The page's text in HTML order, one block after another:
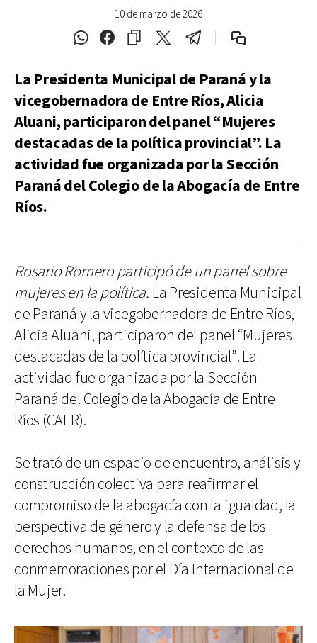
10 de marzo de 2026
La Presidenta Municipal de Paraná y la
vicegobernadora de Entre Ríos, Alicia
Aluani, participaron del panel “Mujeres
destacadas de la política provincial”. La
actividad fue organizada por la Sección
Paraná del Colegio de la Abogacía de Entre
Ríos.
Rosario Romero participó de un panel sobre
mujeres en la política. La Presidenta Municipal
de Paraná y la vicegobernadora de Entre Ríos,
Alicia Aluani, participaron del panel “Mujeres
destacadas de la política provincial”. La
actividad fue organizada por la Sección
Paraná del Colegio de la Abogacía de Entre
Ríos (CAER).
Se trató de un espacio de encuentro, análisis y
construcción colectiva para reafirmar el
compromiso de la abogacía con la igualdad, la
perspectiva de género y la defensa de los
derechos humanos, en el contexto de las
conmemoraciones por el Día Internacional de
la Mujer.